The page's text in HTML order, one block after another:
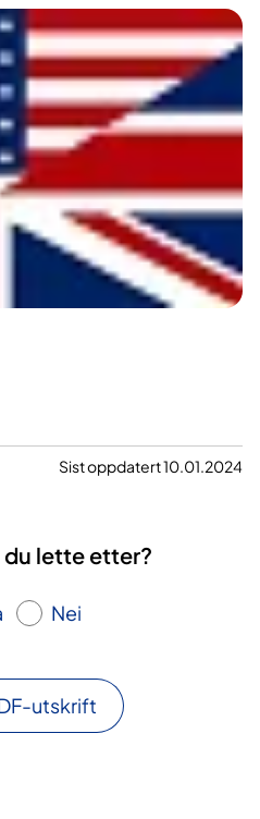
Sist oppdatert 10.01.2024
lette etter?
Nei
utskrift